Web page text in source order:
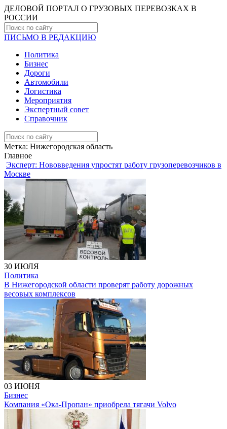
ДЕЛОВОЙ ПОРТАЛ О ГРУЗОВЫХ ПЕРЕВОЗКАХ В
РОCСИИ
ПИСЬМО В РЕДАКЦИЮ
Политика
Бизнес
Дороги
Автомобили
Логистика
Мероприятия
Экспертный совет
Справочник
Метка: Нижегородская область
Главное
Эксперт: Нововведения упростят работу грузоперевозчиков в
Москве
30 ИЮЛЯ
Политика
В Нижегородской области проверят работу дорожных
весовых комплексов
03 ИЮНЯ
Бизнес
Компания «Ока-Пропан» приобрела тягачи Volvo